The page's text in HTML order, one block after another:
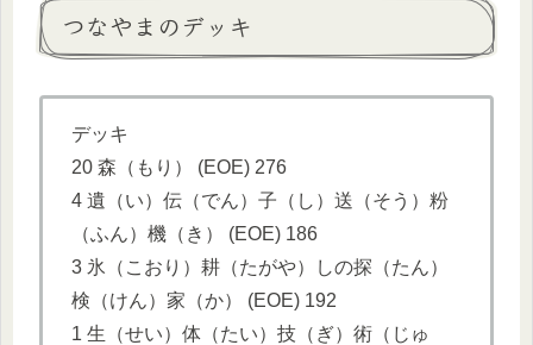
つなやまのデッキ
デッキ
20 森（もり） (EOE) 276
4 遺（い）伝（でん）子（し）送（そう）粉
（ふん）機（き） (EOE) 186
3 氷（こおり）耕（たがや）しの探（たん）
検（けん）家（か） (EOE) 192
1 生（せい）体（たい）技（ぎ）術（じゅ